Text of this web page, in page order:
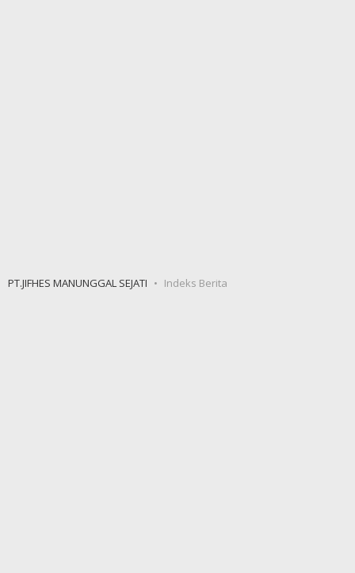
PT.JIFHES MANUNGGAL SEJATI Indeks Berita